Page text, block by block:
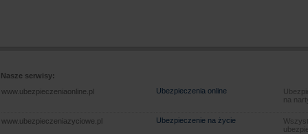
Nasze serwisy:
www.ubezpieczeniaonline.pl
Ubezpieczenia online
na
www.ubezpieczeniazyciowe.pl Ubezpieczenie na życie